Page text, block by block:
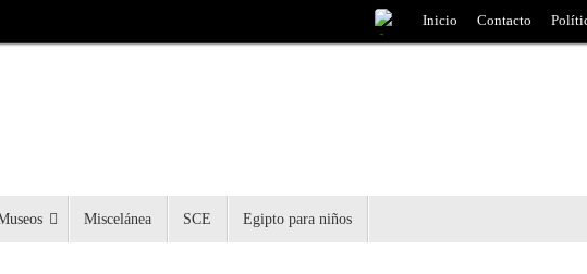
Inicio Contacto
Miscelánea SCE Egipto para niños